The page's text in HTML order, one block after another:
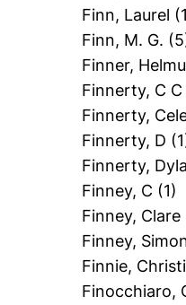
Finn, Laurel
Finn, M. G.
Finner,
Finnerty, C C
Finnerty,
Finnerty, D
Finnerty,
Finney, C (1)
Finney, Clare
Finney,
Finnie,
Finocchiaro,